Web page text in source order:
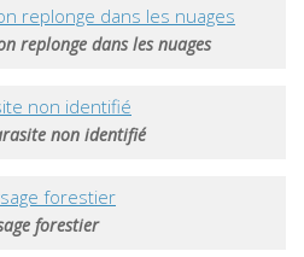
replonge dans les nuages
non identifié
forestier